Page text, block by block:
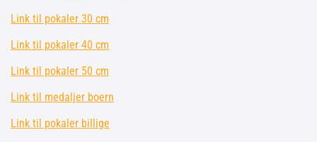
Link til pokaler 30 cm
Link til pokaler 40 cm
Link til pokaler 50 cm
Link til medaljer boern
Link til pokaler billige